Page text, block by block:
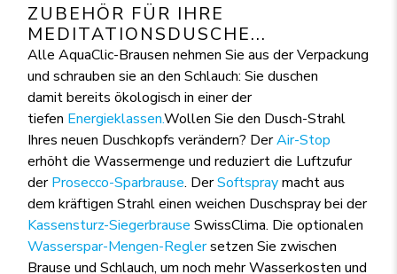
ZUBEHÖR FÜR IHRE
MEDITATIONSDUSCHE...
Alle AquaClic-Brausen nehmen Sie aus der Verpackung
und schrauben sie an den Schlauch: Sie duschen
damit bereits ökologisch in einer der
tiefen Energieklassen.Wollen Sie den Dusch-Strahl
Ihres neuen Duschkopfs verändern? DerAir-Stop
erhöht die Wassermenge und reduziert die Luftzufur
derProsecco-Sparbrause. DerSoftspraymacht aus
dem kräftigen Strahl einen weichen Duschspray bei der
Kassensturz-Siegerbrause SwissClima. Die optionalen
Wasserspar-Mengen-Reglersetzen Sie zwischen
Brause und Schlauch, um noch mehr Wasserkosten und